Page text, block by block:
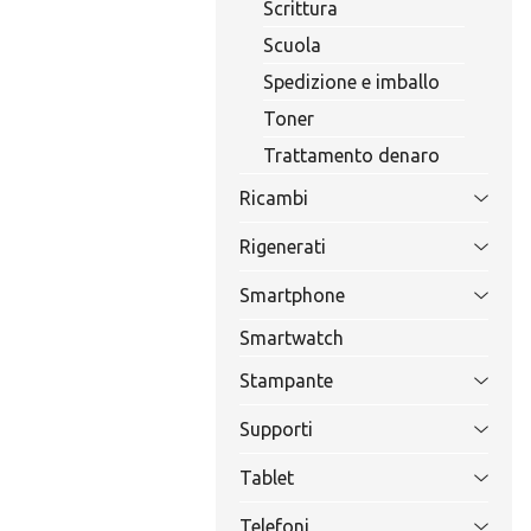
Scrittura
Scuola
Spedizione e imballo
Toner
Trattamento denaro
Ricambi
Rigenerati
Smartphone
Smartwatch
Stampante
Supporti
Tablet
Telefoni